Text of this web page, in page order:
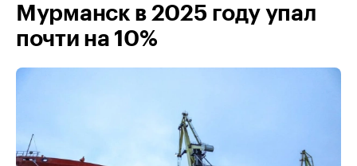
Мурманск в 2025 году упал
почти на 10%